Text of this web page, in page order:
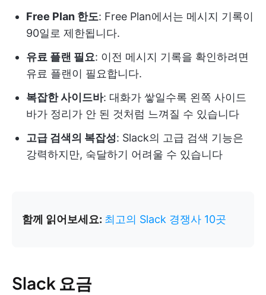
Free Plan 한도: Free Plan에서는 메시지 기록이
90일로 제한됩니다.
유료 플랜 필요: 이전 메시지 기록을 확인하려면
유료 플랜이 필요합니다.
복잡한 사이드바: 대화가 쌓일수록 왼쪽 사이드
바가 정리가 안 된 것처럼 느껴질 수 있습니다
고급 검색의 복잡성: Slack의 고급 검색 기능은
강력하지만, 숙달하기 어려울 수 있습니다
함께 읽어보세요: 최고의 Slack 경쟁사 10곳
Slack 요금